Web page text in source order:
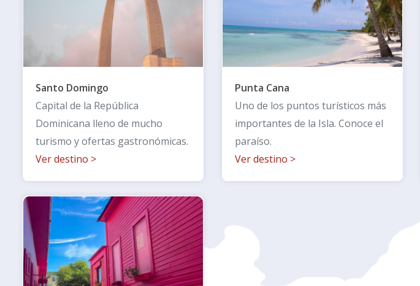
Santo Domingo
Capital de la República
Dominicana lleno de mucho
turismo y ofertas gastronómicas.
Ver destino >
Punta Cana
Uno de los puntos turísticos más
importantes de la Isla. Conoce el
paraíso.
Ver destino >